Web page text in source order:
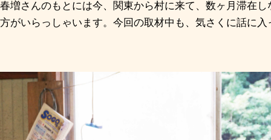
春増さんのもとには今、関東から村に来て、数ヶ月滞在
方がいらっしゃいます。今回の取材中も、気さくに話に